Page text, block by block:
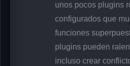
unos pocos plugins
configurados que
funciones
plugins pueden
incluso crear